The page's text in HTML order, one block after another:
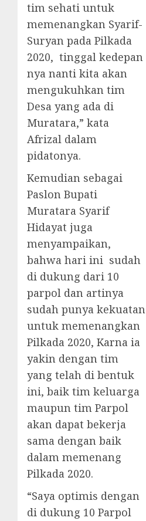
tim sehati untuk
memenangkan Syarif-
Suryan pada Pilkada
2020, tinggal kedepan
nya nanti kita akan
mengukuhkan tim
Desa yang ada di
Muratara,” kata
Afrizal dalam
pidatonya.
Kemudian sebagai
Paslon Bupati
Muratara Syarif
Hidayat juga
menyampaikan,
bahwa hari ini sudah
di dukung dari 10
parpol dan artinya
sudah punya kekuatan
untuk memenangkan
Pilkada 2020, Karna ia
yakin dengan tim
yang telah di bentuk
ini, baik tim keluarga
maupun tim Parpol
akan dapat bekerja
sama dengan baik
dalam memenang
Pilkada 2020.
“Saya optimis dengan
di dukung 10 Parpol